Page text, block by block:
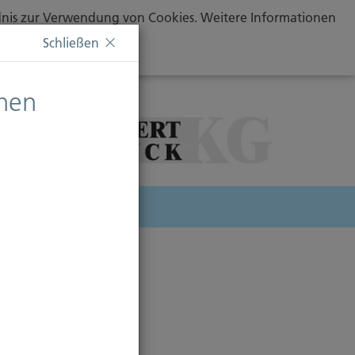
zur Verwendung von Cookies. Weitere Informationen
Schließen